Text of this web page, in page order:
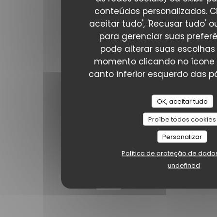
conteúdos personalizados.
aceitar tudo', 'Recusar tudo'
para gerenciar suas
pode alterar suas
momento clicando no ícone
canto inferior esquerdo das
OK, aceitar tudo
Proíbe todos cookies
Personalizar
Política de proteção de
undefined
Facebook ((abre numa nova
Instagram ((abre numa
NEWSLETTER
RESERVAR UMA MESA